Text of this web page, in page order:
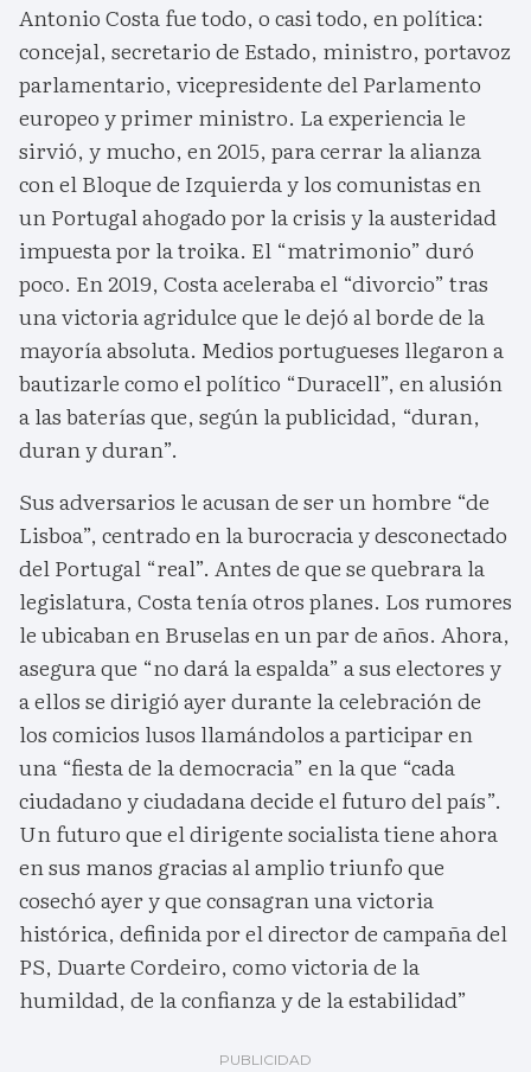
Antonio Costa fue todo, o casi todo, en política:
concejal, secretario de Estado, ministro, portavoz
parlamentario, vicepresidente del Parlamento
europeo y primer ministro. La experiencia le
sirvió, y mucho, en 2015, para cerrar la alianza
con el Bloque de Izquierda y los comunistas en
un Portugal ahogado por la crisis y la austeridad
impuesta por la troika. El “matrimonio” duró
poco. En 2019, Costa aceleraba el “divorcio” tras
una victoria agridulce que le dejó al borde de la
mayoría absoluta. Medios portugueses llegaron a
bautizarle como el político “Duracell”, en alusión
a las baterías que, según la publicidad, “duran,
duran y duran”.
Sus adversarios le acusan de ser un hombre “de
Lisboa”, centrado en la burocracia y desconectado
del Portugal “real”. Antes de que se quebrara la
legislatura, Costa tenía otros planes. Los rumores
le ubicaban en Bruselas en un par de años. Ahora,
asegura que “no dará la espalda” a sus electores y
a ellos se dirigió ayer durante la celebración de
los comicios lusos llamándolos a participar en
una “fiesta de la democracia” en la que “cada
ciudadano y ciudadana decide el futuro del país”.
Un futuro que el dirigente socialista tiene ahora
en sus manos gracias al amplio triunfo que
cosechó ayer y que consagran una victoria
histórica, definida por el director de campaña del
PS, Duarte Cordeiro, como victoria de la
humildad, de la confianza y de la estabilidad”